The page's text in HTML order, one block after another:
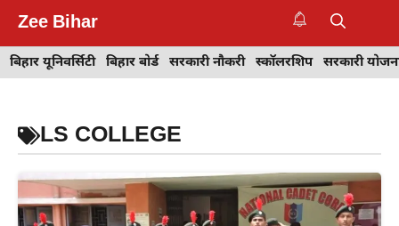
content
Zee Bihar
बिहार यूनिवर्सिटी बिहार बोर्ड सरकारी नौकरी स्कॉलरशिप सरकारी
LS COLLEGE